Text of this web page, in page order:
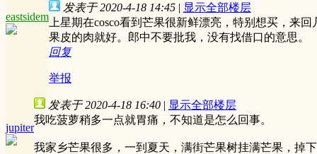
eastsidem
发表于 2020-4-18 14:45 | 显示全部楼层
上星期在cosco看到芒果很新鲜漂亮，特别想买，来
果皮的肉就好。郎中不要批我，没有找借口的意思。
回复
举报
jupiter
发表于 2020-4-18 16:40 | 显示全部楼层
我吃菠萝稍多一点就胃痛，不知道是怎么回事。
我家乡芒果很多，一到夏天，满街芒果树挂满芒果，掉